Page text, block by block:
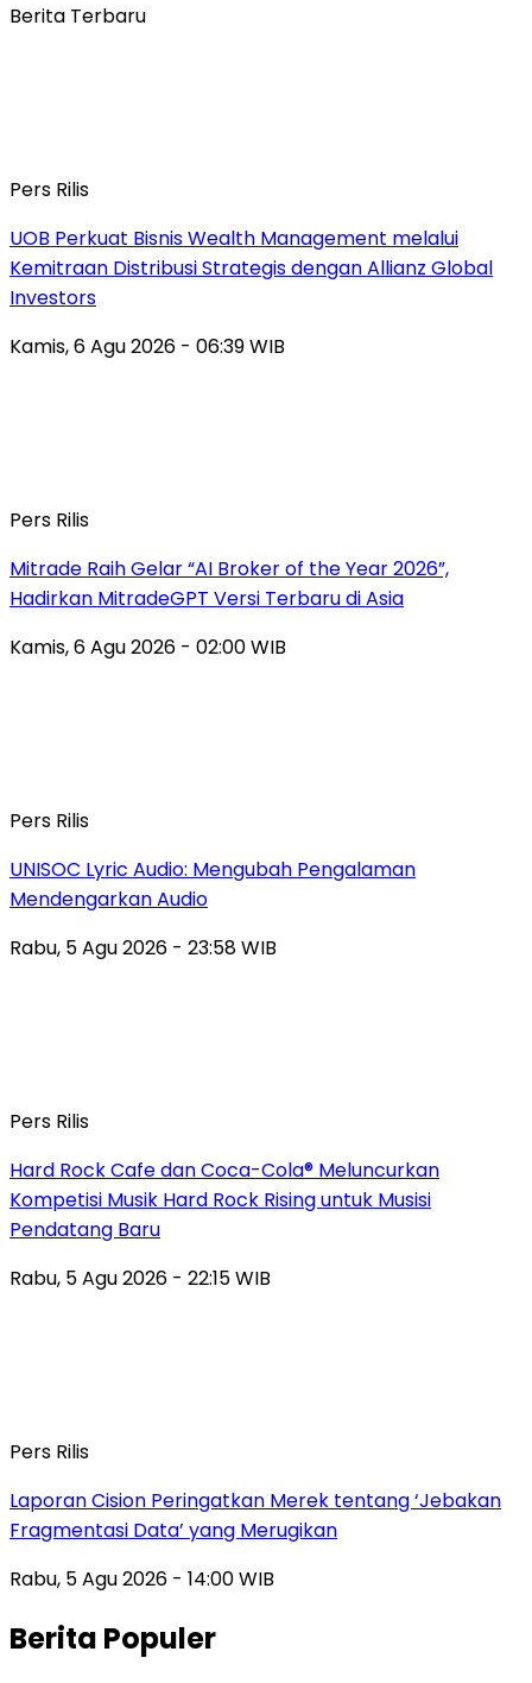
Berita Terbaru
Pers Rilis
UOB Perkuat Bisnis Wealth Management melalui
Kemitraan Distribusi Strategis dengan Allianz Global
Investors
Kamis, 6 Agu 2026 - 06:39 WIB
Pers Rilis
Mitrade Raih Gelar “AI Broker of the Year 2026”,
Hadirkan MitradeGPT Versi Terbaru di Asia
Kamis, 6 Agu 2026 - 02:00 WIB
Pers Rilis
UNISOC Lyric Audio: Mengubah Pengalaman
Mendengarkan Audio
Rabu, 5 Agu 2026 - 23:58 WIB
Pers Rilis
Hard Rock Cafe dan Coca-Cola® Meluncurkan
Kompetisi Musik Hard Rock Rising untuk Musisi
Pendatang Baru
Rabu, 5 Agu 2026 - 22:15 WIB
Pers Rilis
Laporan Cision Peringatkan Merek tentang ‘Jebakan
Fragmentasi Data’ yang Merugikan
Rabu, 5 Agu 2026 - 14:00 WIB
Berita Populer